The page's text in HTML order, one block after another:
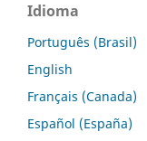
Idioma
Português (Brasil)
English
Français (Canada)
Español (España)